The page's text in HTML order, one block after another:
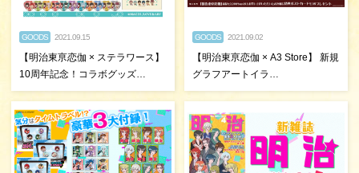
GOODS 2021.09.15
【明治東亰恋伽 × ステラワース】
10周年記念！コラボグッズ…
GOODS 2021.09.02
【明治東亰恋伽 × A3 Store】 新規
グラフアートイラ…